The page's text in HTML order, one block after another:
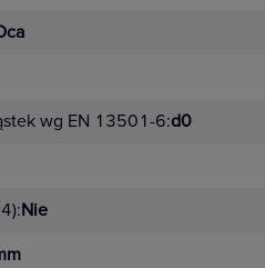
wg EN 13501-6:d0
Nie